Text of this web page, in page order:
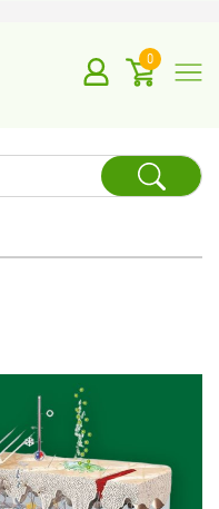
0